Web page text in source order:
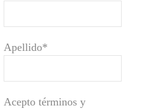
Apellido*
Acepto términos y